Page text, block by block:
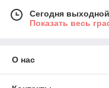
Сегодня выходной
Показать весь
О нас